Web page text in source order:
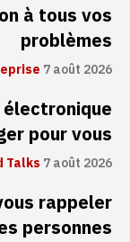
à tous vos
problèmes
7 août 2026
pour vous
Talks7 août 2026
rappeler
personnes